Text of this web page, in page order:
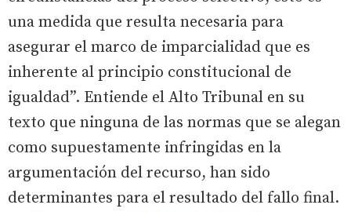
una medida que resulta necesaria para
asegurar el marco de imparcialidad que es
inherente al principio constitucional de
igualdad”. Entiende el Alto Tribunal en su
texto que ninguna de las normas que se alegan
como supuestamente infringidas en la
argumentación del recurso, han sido
determinantes para el resultado del fallo final.